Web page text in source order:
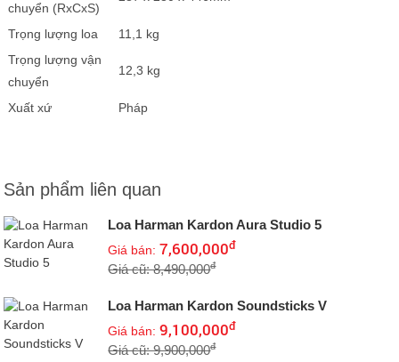
chuyển (RxCxS)
Trọng lượng loa
11,1 kg
Trọng lượng vận
chuyển
12,3 kg
Xuất xứ Pháp
Sản phẩm liên quan
Loa Harman Kardon Aura Studio 5
Giá bán:7,600,000đ
Giá cũ: 8,490,000đ
Loa Harman Kardon Soundsticks V
Giá bán:9,100,000đ
Giá cũ: 9,900,000đ